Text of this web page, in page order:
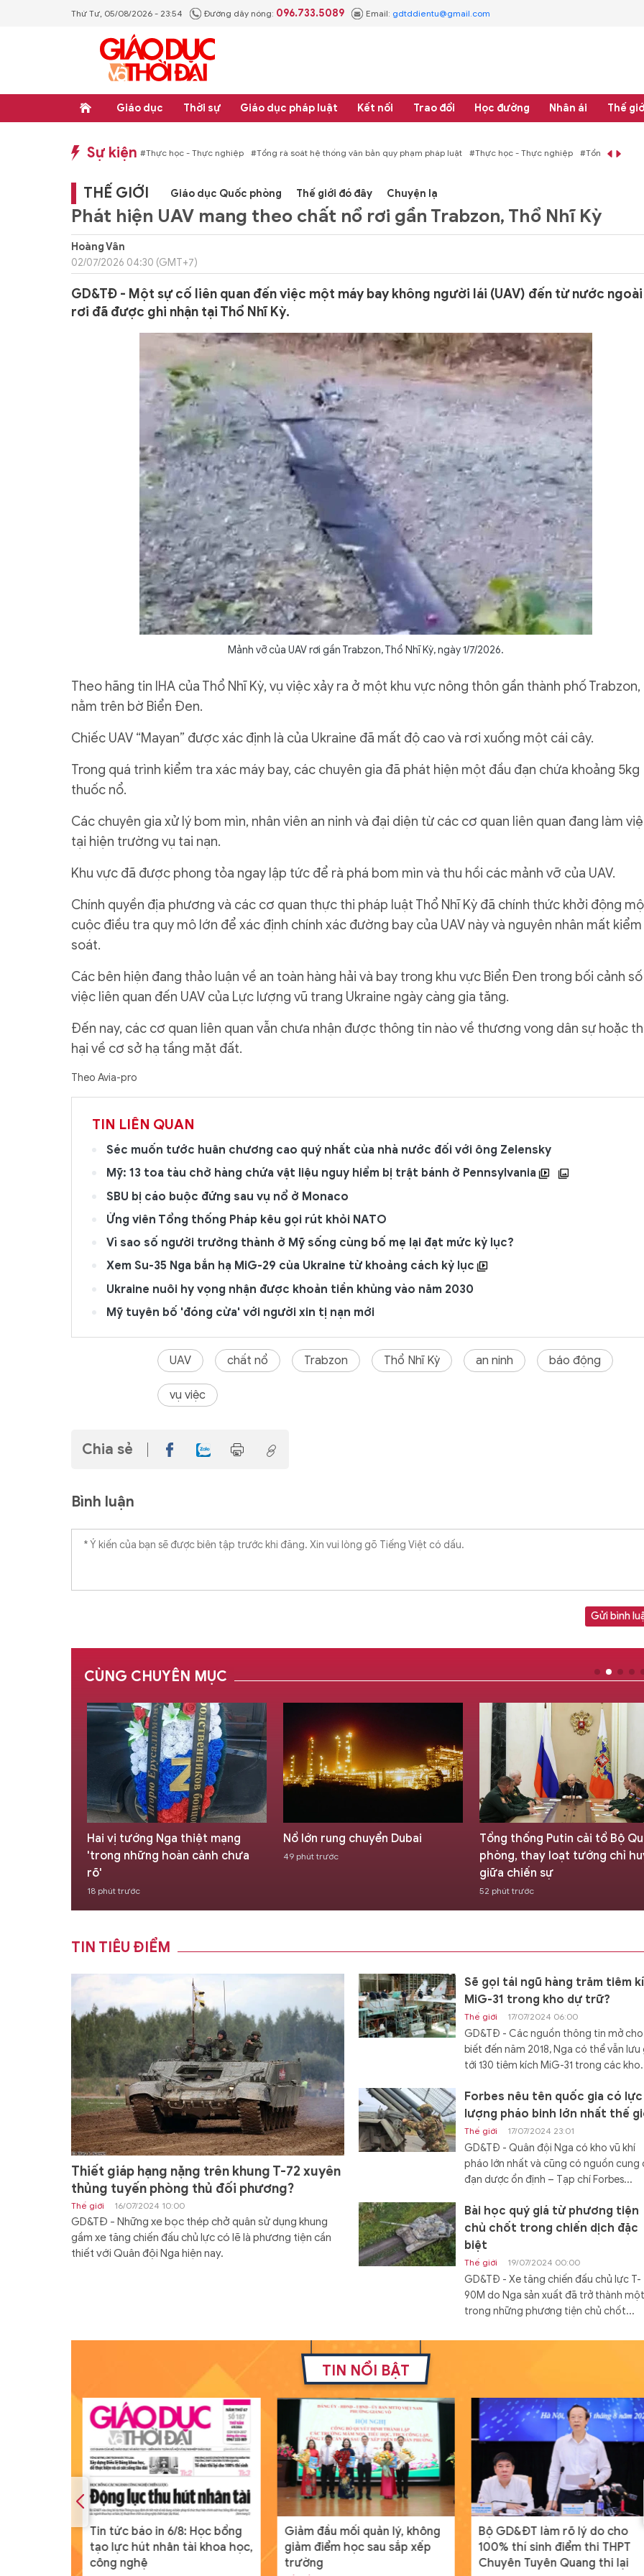
Thứ Tư, 05/08/2026 - 23:54 Đường dây nóng: 096.733.5089 Email: gdtddientu@gmail.com
Giáo dục Thời sự Giáo dục pháp luật Kết nối Trao đổi Học đường Nhân ái Thế
Sự kiện
#Thực học - Thực nghiệp #Tổng rà soát hệ thống văn bản quy phạm pháp luật #Thực học - Thực nghiệp #Tổng rà soát hệ thống văn bản quy
THẾ GIỚI Giáo dục Quốc phòng Thế giới đó đây Chuyện lạ
Phát hiện UAV mang theo chất nổ rơi gần Trabzon, Thổ Nhĩ Kỳ
Hoàng Vân
02/07/2026 04:30 (GMT+7)
GD&TĐ - Một sự cố liên quan đến việc một máy bay không người lái (UAV) đến từ nước
rơi đã được ghi nhận tại Thổ Nhĩ Kỳ.
Mảnh vỡ của UAV rơi gần Trabzon, Thổ Nhĩ Kỳ, ngày 1/7/2026.
Theo hãng tin IHA của Thổ Nhĩ Kỳ, vụ việc xảy ra ở một khu vực nông thôn gần thành phố Trabzon,
nằm trên bờ Biển Đen.
Chiếc UAV “Mayan” được xác định là của Ukraine đã mất độ cao và rơi xuống một cái cây.
Trong quá trình kiểm tra xác máy bay, các chuyên gia đã phát hiện một đầu đạn chứa khoảng 5kg
thuốc nổ.
Các chuyên gia xử lý bom mìn, nhân viên an ninh và đại diện từ các cơ quan liên quan đang làm
tại hiện trường vụ tai nạn.
Khu vực đã được phong tỏa ngay lập tức để rà phá bom mìn và thu hồi các mảnh vỡ của UAV.
Chính quyền địa phương và các cơ quan thực thi pháp luật Thổ Nhĩ Kỳ đã chính thức khởi động
cuộc điều tra quy mô lớn để xác định chính xác đường bay của UAV này và nguyên nhân mất kiểm
soát.
Các bên hiện đang thảo luận về an toàn hàng hải và bay trong khu vực Biển Đen trong bối cảnh
việc liên quan đến UAV của Lực lượng vũ trang Ukraine ngày càng gia tăng.
Đến nay, các cơ quan liên quan vẫn chưa nhận được thông tin nào về thương vong dân sự hoặc
hại về cơ sở hạ tầng mặt đất.
Theo Avia-pro
TIN LIÊN QUAN
Séc muốn tước huân chương cao quý nhất của nhà nước đối với ông Zelensky
Mỹ: 13 toa tàu chở hàng chứa vật liệu nguy hiểm bị trật bánh ở Pennsylvania
SBU bị cáo buộc đứng sau vụ nổ ở Monaco
Ứng viên Tổng thống Pháp kêu gọi rút khỏi NATO
Vì sao số người trưởng thành ở Mỹ sống cùng bố mẹ lại đạt mức kỷ lục?
Xem Su-35 Nga bắn hạ MiG-29 của Ukraine từ khoảng cách kỷ lục
Ukraine nuôi hy vọng nhận được khoản tiền khủng vào năm 2030
Mỹ tuyên bố 'đóng cửa' với người xin tị nạn mới
UAV chất nổ Trabzon Thổ Nhĩ Kỳ an ninh báo động
vụ việc
Chia sẻ
Bình luận
Gửi bình
CÙNG CHUYÊN MỤC
Hai vị tướng Nga thiệt mạng
'trong những hoàn cảnh chưa
rõ'
18 phút trước
Nổ lớn rung chuyển Dubai
49 phút trước
Tổng thống Putin cải tổ Bộ
phòng, thay loạt tướng chỉ
giữa chiến sự
52 phút trước
TIN TIÊU ĐIỂM
Thiết giáp hạng nặng trên khung T-72 xuyên
thủng tuyến phòng thủ đối phương?
Thế giới 16/07/2024 10:00
GD&TĐ - Những xe bọc thép chở quân sử dụng khung
gầm xe tăng chiến đấu chủ lực có lẽ là phương tiện cần
thiết với Quân đội Nga hiện nay.
Sẽ gọi tái ngũ hàng trăm tiêm
MiG-31 trong kho dự trữ?
Thế giới 17/07/2024 06:00
GD&TĐ - Các nguồn thông tin mở cho
biết đến năm 2018, Nga có thể vẫn lưu
tới 130 tiêm kích MiG-31 trong các
Forbes nêu tên quốc gia có lực
lượng pháo binh lớn nhất thế
Thế giới 17/07/2024 23:01
GD&TĐ - Quân đội Nga có kho vũ khí
pháo lớn nhất và cũng có nguồn cung
đạn dược ổn định – Tạp chí Forbes...
Bài học quý giá từ phương tiện
chủ chốt trong chiến dịch đặc
biệt
Thế giới 19/07/2024 00:00
GD&TĐ - Xe tăng chiến đấu chủ lực T-
90M do Nga sản xuất đã trở thành một
trong những phương tiện chủ chốt...
Đóng hàng loạt tàu đổ bộ Dự
án 11711 mang lại khả năng tác chiến
hơn cho Hải quân Nga.
Nam sinh người Tày đỗ đầu khối
A01 tỉnh Lạng Sơn từng bỏ
loại HSG quốc gia
Học đường 20/07/2024 00:04
GD&TĐ - Dù điều kiện học tập có phần
hạn chế nhưng, Dương Đình Thanh
dân tộc Tày vẫn sở hữu điểm số ba
TIN NỔI BẬT
Tin tức báo in 6/8: Học bổng
tạo lực hút nhân tài khoa học,
công nghệ
Giảm đầu mối quản lý, không
giảm điểm học sau sắp xếp
trường
Bộ GD&ĐT làm rõ lý do cho
100% thí sinh điểm thi THPT
Chuyên Tuyên Quang thi lại